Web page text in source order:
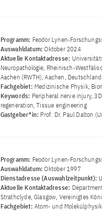
Programm: Feodor Lynen-
Auswahldatum:Oktober 2024
Aktuelle Kontaktadresse:
Neuropathologie, Rheinisch-
Aachen (RWTH), Aachen, Deutschland
Fachgebiet: Medizinische Physik,
Keywords: Peripheral nerve injury,
regeneration, Tissue engineering
Gastgeber*in: Prof. Dr. Paul Dalton
Programm: Feodor Lynen-
Auswahldatum:Oktober 1997
Dienstadresse (Auswahlzeitpunkt):
Aktuelle Kontaktadresse:
Strathclyde, Glasgow, Vereinigtes
Fachgebiet: Atom- und